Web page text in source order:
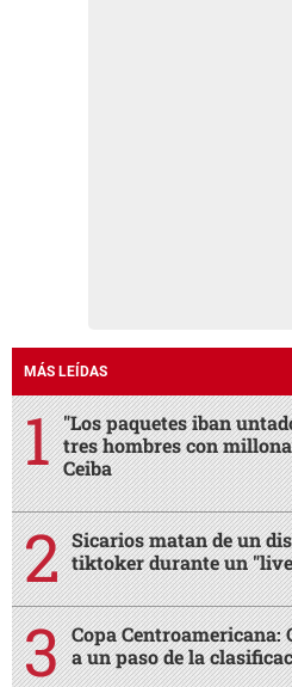
MÁS LEÍDAS
"Los paquetes iban
tres hombres con
Ceiba
Sicarios matan de un
tiktoker durante un
Copa
a un paso de la